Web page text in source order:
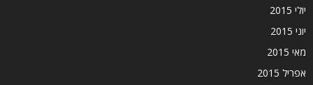
יולי 2015
יוני 2015
מאי 2015
אפריל 2015